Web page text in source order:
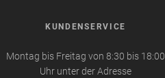
KUNDENSERVICE
Montag bis Freitag von 8:30 bis 18:00
Uhr unter der Adresse